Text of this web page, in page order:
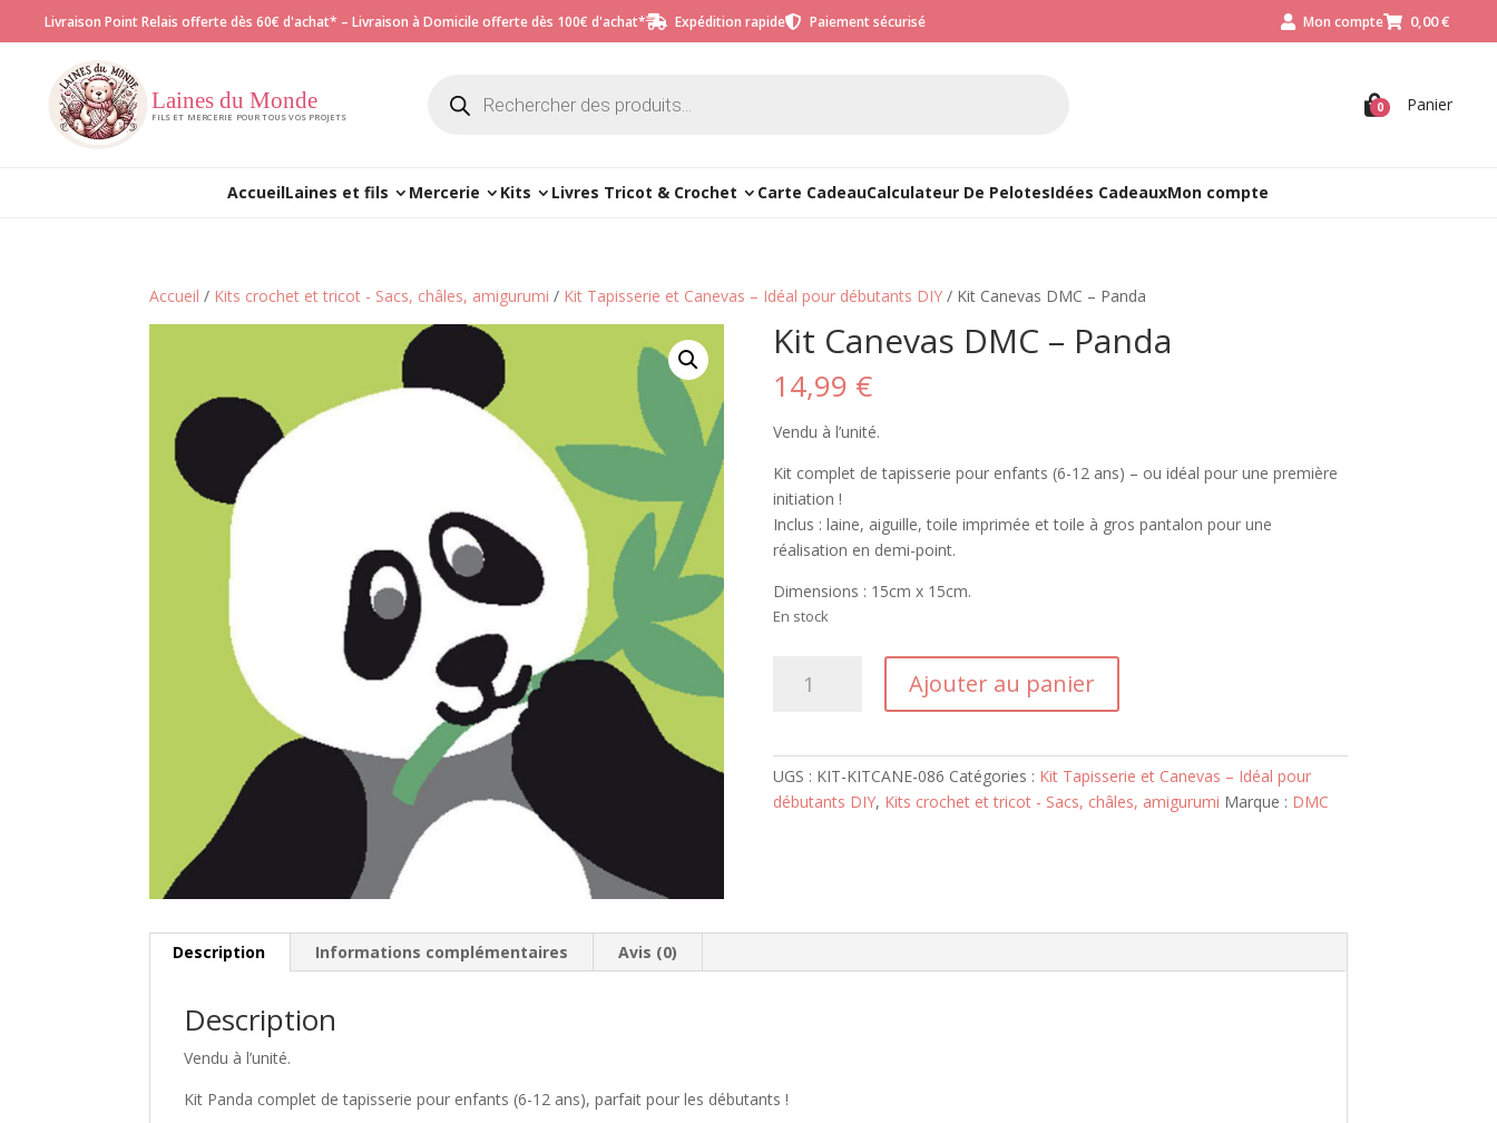
Livraison Point Relais offerte dès 60€ d'achat* – Livraison à Domicile offerte dès 100€ d'achat* Expédition rapide Paiement sécurisé  Mon compte 0,00€
Laines du Monde
FILS ET MERCERIE POUR TOUS VOS PROJETS produits  Panier
0
AccueilLaines et fils Mercerie Kits Livres Tricot & Crochet Carte CadeauCalculateur De PelotesIdées CadeauxMon compte
Accueil / Kits crochet et tricot - Sacs, châles, amigurumi / Kit Tapisserie et Canevas – Idéal pour débutants DIY / Kit Canevas DMC – Panda
Kit Canevas DMC – Panda
14,99 €
Vendu à l’unité.
Kit complet de tapisserie pour enfants (6-12 ans) – ou idéal pour une première
initiation !
Inclus : laine, aiguille, toile imprimée et toile à gros pantalon pour une
réalisation en demi-point.
Dimensions : 15cm x 15cm.
En stock
DMC
-
Ajouter au panier
UGS : KIT-KITCANE-086 Catégories : Kit Tapisserie et Canevas – Idéal pour
débutants DIY, Kits crochet et tricot - Sacs, châles, amigurumi Marque : DMC
Description Informations complémentaires Avis (0)
Description
Vendu à l’unité.
Kit Panda complet de tapisserie pour enfants (6-12 ans), parfait pour les débutants !